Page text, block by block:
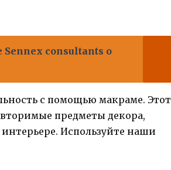
consultants о
с помощью макраме. Этот
предметы декора,
Используйте наши